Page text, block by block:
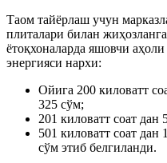
Таом тайёрлаш учун
плиталари билан
ётоқхоналарда яшовчи
энергияси нархи:
Ойига 200 киловатт
325 сўм;
201 киловатт соат дан
501 киловатт соат дан
сўм этиб белгиланди.